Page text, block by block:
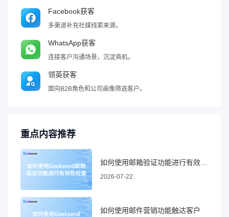
Facebook获客
多渠道补充社媒线索来源。
WhatsApp获客
连接客户沟通场景，沉淀商机。
领英获客
面向B2B角色和公司画像筛选客户。
重点内容推荐
2026-07-22
如何使用邮件营销功能触达客户